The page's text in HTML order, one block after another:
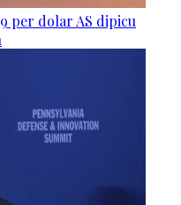
per dolar AS dipicu